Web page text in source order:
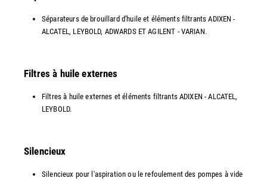
Séparateurs de brouillard d'huile et éléments filtrants ADIXEN -
ALCATEL, LEYBOLD, ADWARDS ET AGILENT - VARIAN.
Filtres à huile externes
Filtres à huile externes et éléments filtrants ADIXEN - ALCATEL,
LEYBOLD.
Silencieux
Silencieux pour l'aspiration ou le refoulement des pompes à vide